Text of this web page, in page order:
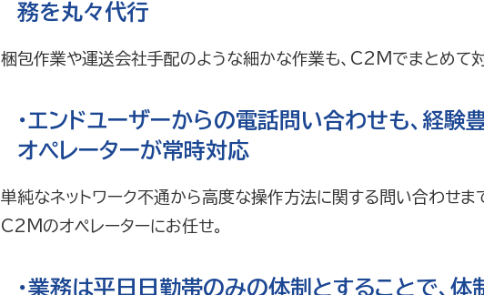
務を丸々代行
梱包作業や運送会社手配のような細かな作業も、C2Mでまとめて
・エンドユーザーからの電話問い合わせも、経験
オペレーターが常時対応
単純なネットワーク不通から高度な操作方法に関する問い合わせま
C2Mのオペレーターにお任せ。
・業務は平日日勤帯のみの体制とすることで、体